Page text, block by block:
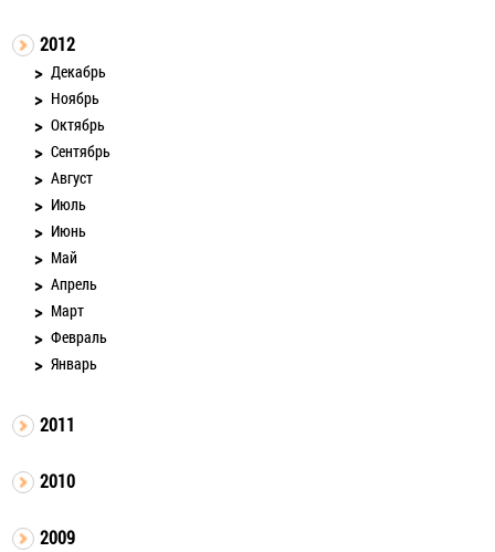
2012
Декабрь
Ноябрь
Октябрь
Сентябрь
Август
Июль
Июнь
Май
Апрель
Март
Февраль
Январь
2011
2010
2009